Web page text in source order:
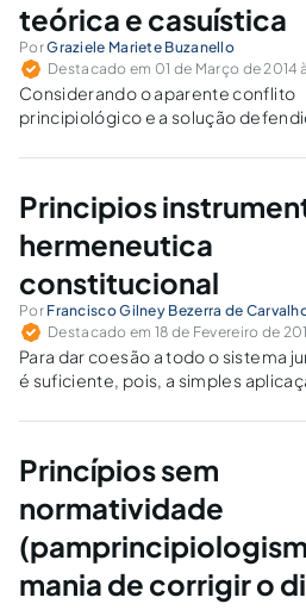
teórica e casuística
PorGraziele Mariete Buzanello
Destacado em 01 de Março de 2014
Considerando o aparente conflito
principiológico e a solução
cabível aos princípios, tem-se que
do Judiciário na atividade hodierna
da Administração-Executivo.
Principios
hermeneutica
constitucional
Por Francisco Gilney Bezerra de
Destacado em 18 de Fevereiro de
Para dar coesão a todo o sistema
é suficiente, pois, a simples
procupação anterior de
preceitos que dela se extraem.
Princípios sem
normatividade
mania de corrigir o